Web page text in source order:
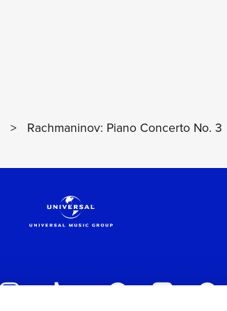
> Rachmaninov: Piano Concerto No. 3